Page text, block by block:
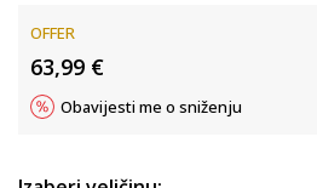
OFFER
63,99 €
Obavijesti me o sniženju